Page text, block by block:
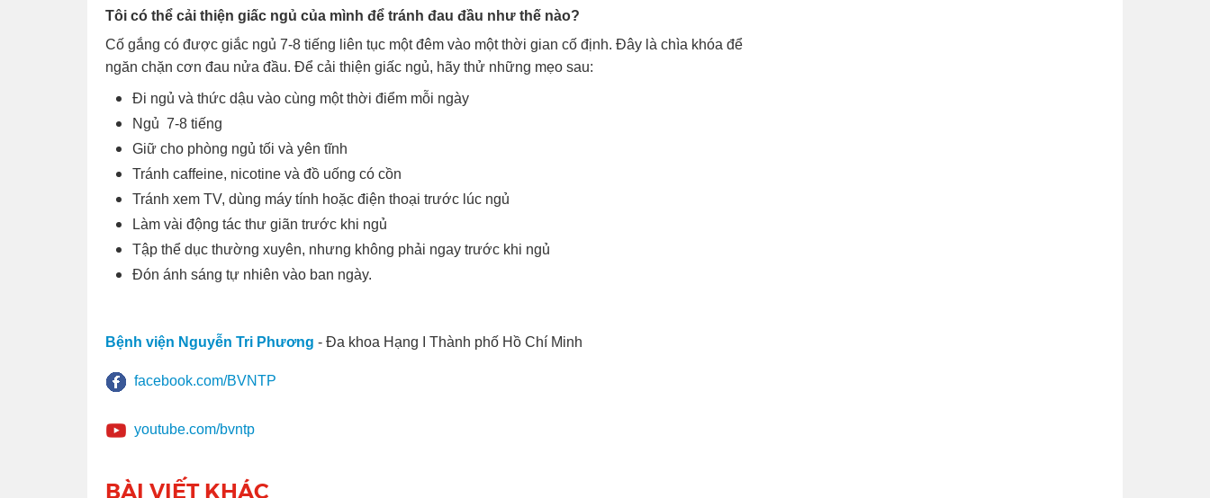
Tôi có thể cải thiện giấc ngủ của mình để tránh đau đầu như thế nào?
Cố gắng có được giắc ngủ 7-8 tiếng liên tục một đêm vào một thời gian cố định. Đây là chìa khóa để
ngăn chặn cơn đau nửa đầu. Để cải thiện giấc ngủ, hãy thử những mẹo sau:
Đi ngủ và thức dậu vào cùng một thời điểm mỗi ngày
Ngủ 7-8 tiếng
Giữ cho phòng ngủ tối và yên tĩnh
Tránh caffeine, nicotine và đồ uống có cồn
Tránh xem TV, dùng máy tính hoặc điện thoại trước lúc ngủ
Làm vài động tác thư giãn trước khi ngủ
Tập thể dục thường xuyên, nhưng không phải ngay trước khi ngủ
Đón ánh sáng tự nhiên vào ban ngày.
Bệnh viện Nguyễn Tri Phương - Đa khoa Hạng I Thành phố Hồ Chí Minh
facebook.com/BVNTP
youtube.com/bvntp
BÀI VIẾT KHÁC